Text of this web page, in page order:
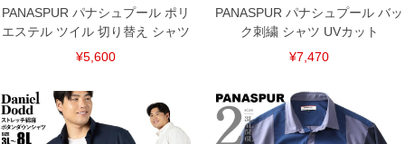
ください。
※当店での掲載商品は、実店鋪と在庫を共用しておりますので店頭での売り違い、店
舗からのお取り寄せ等により、お客様にご迷惑をお掛けしてしまう場合がございま
す。そのようなことがない様最大限に努めておりますが、もしあった場合速やかにご
連絡させて頂きますので予めご了承ください。
ITEM INTRODUCTION
PANASPUR パナシュプール ポリ
エステル ツイル 切り替え シャツ
¥5,600
PANASPUR パナシュプール バッ
ク刺繍 シャツ UVカット
¥7,470